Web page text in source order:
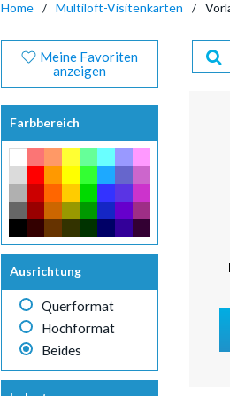
Home Multiloft-Visitenkarten
Meine Favoriten
anzeigen
Farbbereich
Ausrichtung
Querformat
Hochformat
Beides